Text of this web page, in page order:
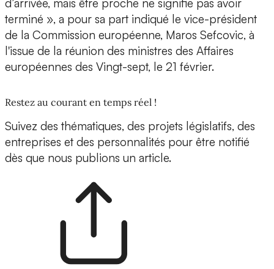
d’arrivée, mais être proche ne signifie pas avoir
terminé », a pour sa part indiqué le vice-président
de la Commission européenne, Maros Sefcovic, à
l'issue de la réunion des ministres des Affaires
européennes des Vingt-sept, le 21 février.
Restez au courant en temps réel !
Suivez des thématiques, des projets législatifs, des
entreprises et des personnalités pour être notifié
dès que nous publions un article.